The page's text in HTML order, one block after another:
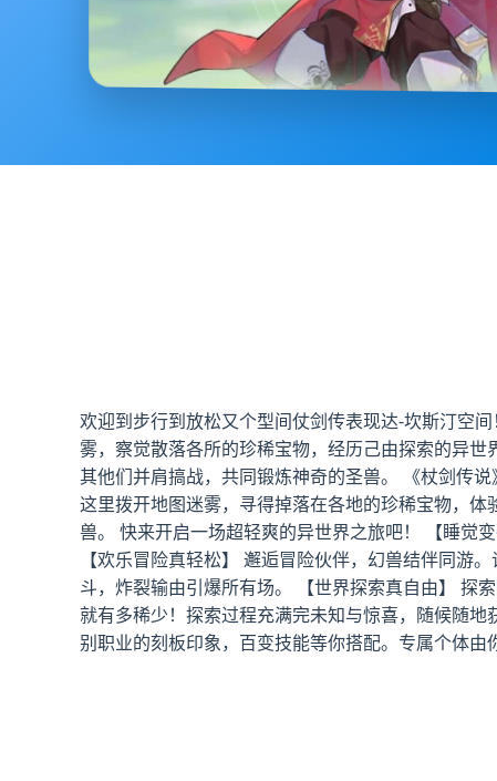
欢迎到步行到放松又个型间仗剑传表现达-坎斯汀空
雾，察觉散落各所的珍稀宝物，经历己由探索的异
其他们并肩搞战，共同锻炼神奇的圣兽。 《杖剑传
这里拨开地图迷雾，寻得掉落在各地的珍稀宝物，
兽。 快来开启一场超轻爽的异世界之旅吧！ 【睡觉
【欢乐冒险真轻松】 邂逅冒险伙伴，幻兽结伴同游
斗，炸裂输由引爆所有场。 【世界探索真自由】 探
就有多稀少！探索过程充满完未知与惊喜，随候随
别职业的刻板印象，百变技能等你搭配。专属个体由